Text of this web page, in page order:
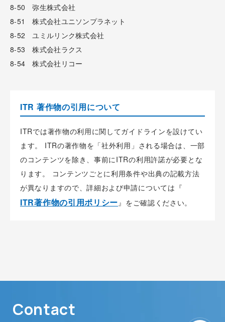
8-50 弥生株式会社
8-51 株式会社ユニソンプラネット
8-52 ユミルリンク株式会社
8-53 株式会社ラクス
8-54 株式会社リコー
ITR 著作物の引用について
ITRでは著作物の利用に関してガイドラインを設けてい
ます。 ITRの著作物を「社外利用」される場合は、一部
のコンテンツを除き、事前にITRの利用許諾が必要とな
ります。 コンテンツごとに利用条件や出典の記載方法
が異なりますので、詳細および申請については『
ITR著作物の引用ポリシー 』をご確認ください。
Contact